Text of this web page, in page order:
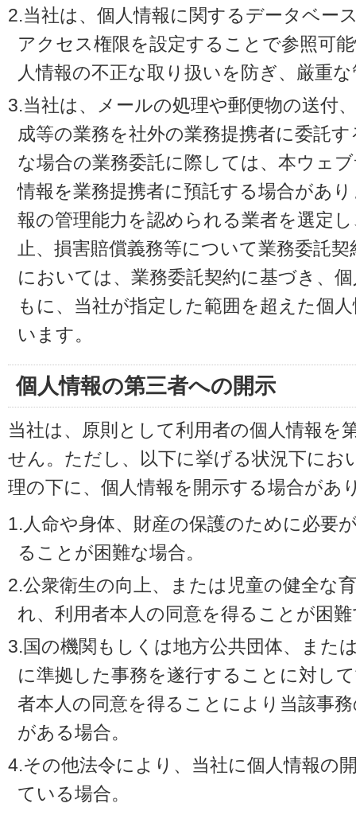
2.当社は、個人情報に関するデータベー
アクセス権限を設定することで参照可
人情報の不正な取り扱いを防ぎ、厳重
3.当社は、メールの処理や郵便物の送付
成等の業務を社外の業務提携者に委託
な場合の業務委託に際しては、本ウェ
情報を業務提携者に預託する場合があ
報の管理能力を認められる業者を選定
止、損害賠償義務等について業務委託
においては、業務委託契約に基づき、
もに、当社が指定した範囲を超えた個
います。
個人情報の第三者への開示
当社は、原則として利用者の個人情報を
せん。ただし、以下に挙げる状況下にお
理の下に、個人情報を開示する場合があ
1.人命や身体、財産の保護のために必要
ることが困難な場合。
2.公衆衛生の向上、または児童の健全な
れ、利用者本人の同意を得ることが困
3.国の機関もしくは地方公共団体、また
に準拠した事務を遂行することに対し
者本人の同意を得ることにより当該事
がある場合。
4.その他法令により、当社に個人情報の
ている場合。